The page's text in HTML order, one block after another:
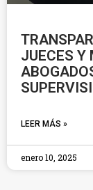
JUECES Y
LEER MÁS »
enero 10, 2025